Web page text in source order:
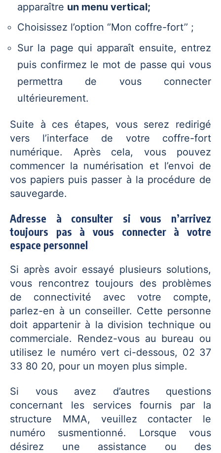
apparaître un menu vertical;
Choisissez l’option ‘’Mon coffre-fort’’ ;
Sur la page qui apparaît ensuite, entrez
puis confirmez le mot de passe qui vous
permettra de vous connecter
ultérieurement.
Suite à ces étapes, vous serez redirigé
vers l’interface de votre coffre-fort
numérique. Après cela, vous pouvez
commencer la numérisation et l’envoi de
vos papiers puis passer à la procédure de
sauvegarde.
Adresse à consulter si vous n’arrivez
toujours pas à vous connecter à votre
espace personnel
Si après avoir essayé plusieurs solutions,
vous rencontrez toujours des problèmes
de connectivité avec votre compte,
parlez-en à un conseiller. Cette personne
doit appartenir à la division technique ou
commerciale. Rendez-vous au bureau ou
utilisez le numéro vert ci-dessous, 02 37
33 80 20, pour un moyen plus simple.
Si vous avez d’autres questions
concernant les services fournis par la
structure MMA, veuillez contacter le
numéro susmentionné. Lorsque vous
désirez une assistance ou des